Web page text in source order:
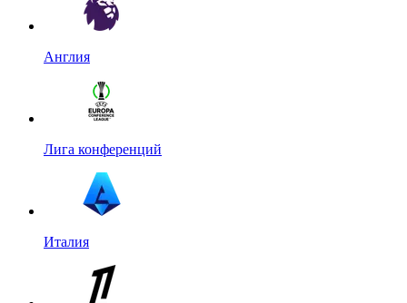
Англия
Лига конференций
Италия